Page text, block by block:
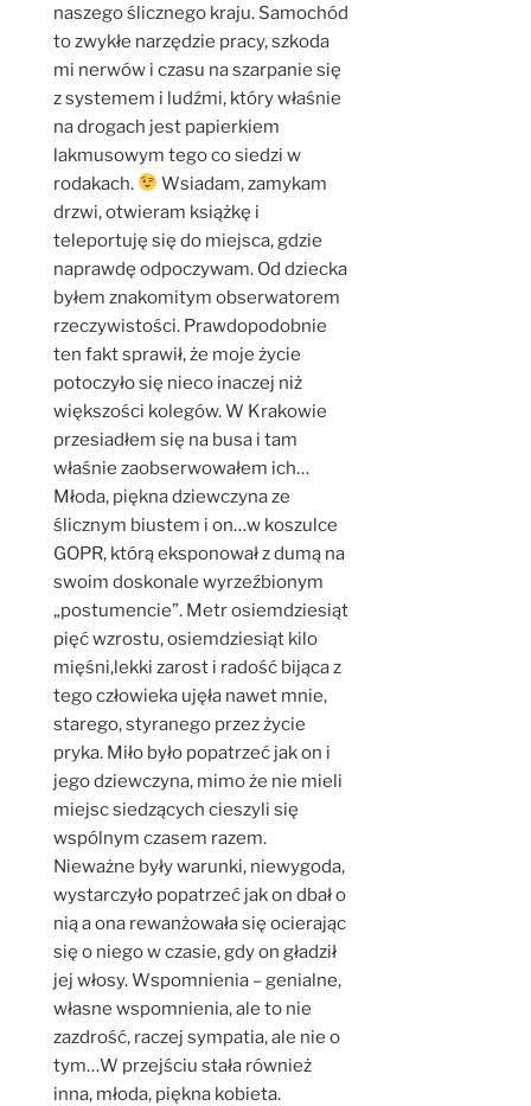
naszego ślicznego kraju. Samochód
to zwykłe narzędzie pracy, szkoda
mi nerwów i czasu na szarpanie się
z systemem i ludźmi, który właśnie
na drogach jest papierkiem
lakmusowym tego co siedzi w
rodakach.
Wsiadam, zamykam
drzwi, otwieram książkę i
teleportuję się do miejsca, gdzie
naprawdę odpoczywam. Od dziecka
byłem znakomitym obserwatorem
rzeczywistości. Prawdopodobnie
ten fakt sprawił, że moje życie
potoczyło się nieco inaczej niż
większości kolegów. W Krakowie
przesiadłem się na busa i tam
właśnie zaobserwowałem ich…
Młoda, piękna dziewczyna ze
ślicznym biustem i on…w koszulce
GOPR, którą eksponował z dumą na
swoim doskonale wyrzeźbionym
„postumencie”. Metr osiemdziesiąt
pięć wzrostu, osiemdziesiąt kilo
mięśni,lekki zarost i radość bijąca z
tego człowieka ujęła nawet mnie,
starego, styranego przez życie
pryka. Miło było popatrzeć jak on i
jego dziewczyna, mimo że nie mieli
miejsc siedzących cieszyli się
wspólnym czasem razem.
Nieważne były warunki, niewygoda,
wystarczyło popatrzeć jak on dbał o
nią a ona rewanżowała się ocierając
się o niego w czasie, gdy on gładził
jej włosy. Wspomnienia – genialne,
własne wspomnienia, ale to nie
zazdrość, raczej sympatia, ale nie o
tym…W przejściu stała również
inna, młoda, piękna kobieta.